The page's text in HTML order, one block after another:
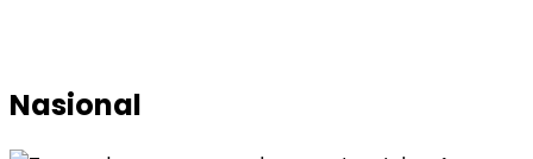
Nasional